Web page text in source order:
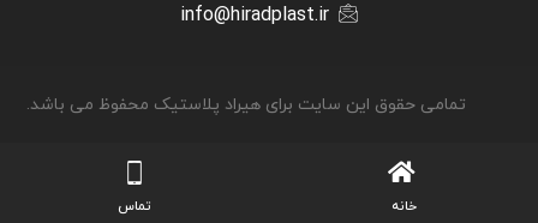
info@hiradplast.ir
تمامی حقوق این سایت برای هیراد پلاستیک محفوظ می باشد.
خانه تماس